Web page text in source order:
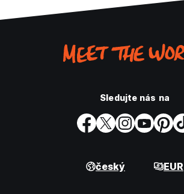
Sledujte nás na
český EUR